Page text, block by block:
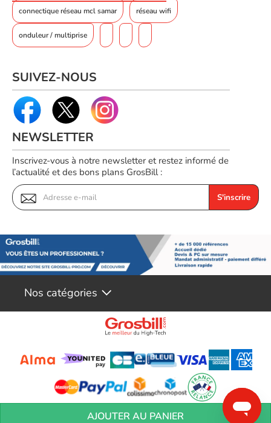
AJOUTER AU PANIER
connectique réseau mcl samar réseau wifi
onduleur / multiprise
SUIVEZ-NOUS
NEWSLETTER
Inscrivez-vous à notre newsletter et restez informé de
l’actualité et des bons plans GrosBill :
S'inscrire
Nos catégories
Conditions générales de réservation Conditions générales de vente
Mentions